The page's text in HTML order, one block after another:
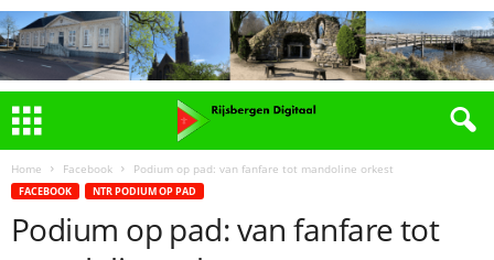
Home Facebook Podium op pad: van fanfare tot mandoline orkest
FACEBOOK NTR PODIUM OP PAD
Podium op pad: van fanfare tot